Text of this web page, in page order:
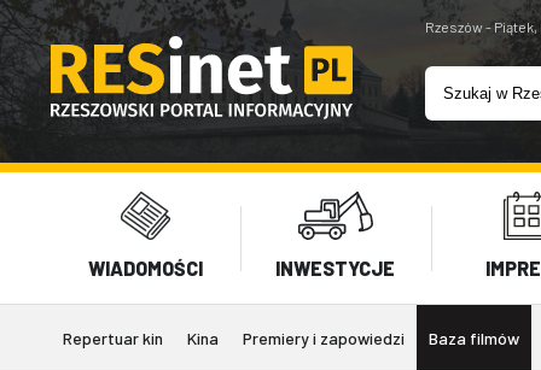
Rzeszów -
WIADOMOŚCI INWESTYCJE
Repertuar kin Kina Premiery i zapowiedzi Baza filmów